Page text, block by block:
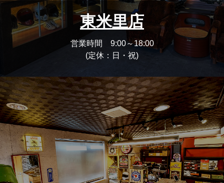
東米里店
営業時間 9:00～18:00
(定休：日・祝)